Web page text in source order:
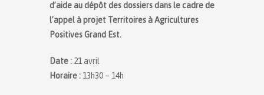
d’aide au dépôt des dossiers dans le cadre de
l’appel à projet Territoires à Agricultures
Positives Grand Est.
Date : 21 avril
Horaire : 13h30 – 14h